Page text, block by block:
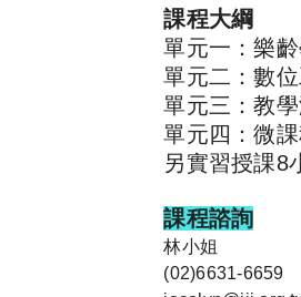
課程大綱
單元一：樂
單元二：數
單元三：教
單元四：微
另實習授課8
課程諮詢
林小姐
(02)6631-6659